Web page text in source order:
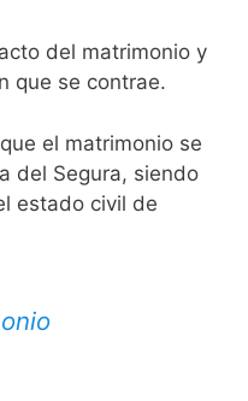
del matrimonio y
que se contrae.
el matrimonio se
del Segura, siendo
estado civil de